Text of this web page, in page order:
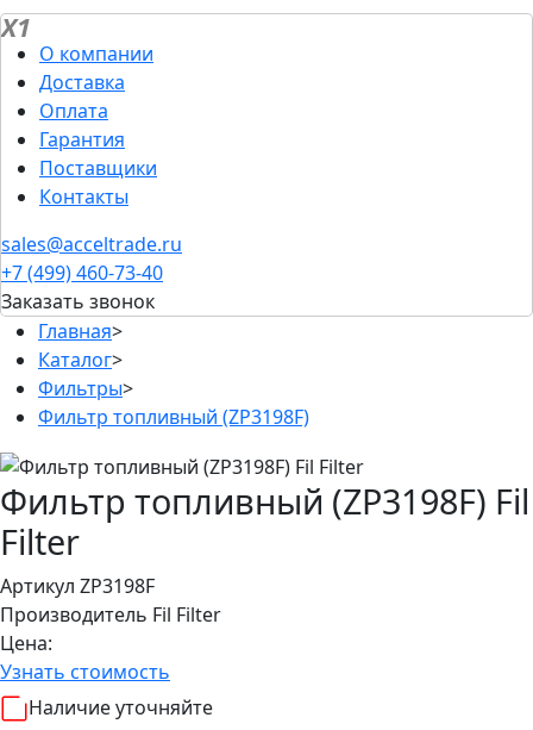
X1
О компании
Доставка
Оплата
Гарантия
Поставщики
Контакты
sales@acceltrade.ru
+7 (499) 460-73-40
Заказать звонок
Главная>
Каталог>
Фильтры>
Фильтр топливный (ZP3198F)
Фильтр топливный (ZP3198F) Fil
Filter
Артикул ZP3198F
Производитель Fil Filter
Цена:
Узнать стоимость
Наличие уточняйте